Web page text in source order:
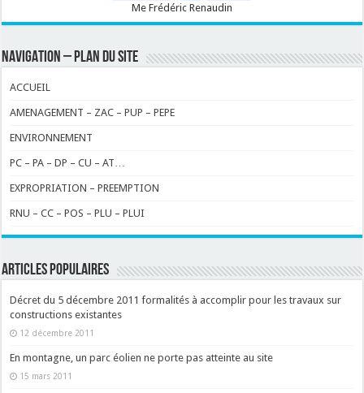
Me Frédéric Renaudin
NAVIGATION – PLAN DU SITE
ACCUEIL
AMENAGEMENT – ZAC – PUP – PEPE
ENVIRONNEMENT
PC – PA – DP – CU – AT…
EXPROPRIATION – PREEMPTION
RNU – CC – POS – PLU – PLUI
ARTICLES POPULAIRES
Décret du 5 décembre 2011 formalités à accomplir pour les travaux sur
constructions existantes
12 décembre 2011
En montagne, un parc éolien ne porte pas atteinte au site
15 mars 2011